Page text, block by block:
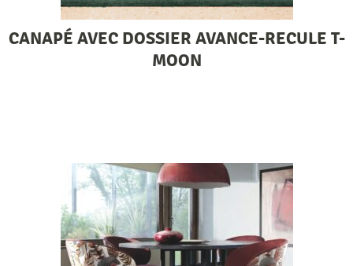
CANAPÉ AVEC DOSSIER AVANCE-RECULE T-
MOON